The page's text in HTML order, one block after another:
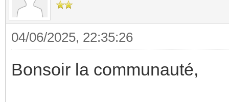
04/06/2025, 22:35:26
Bonsoir la communauté,